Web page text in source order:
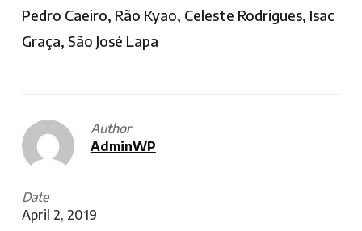
Pedro Caeiro, Rão Kyao, Celeste Rodrigues, Isac
Graça, São José Lapa
Author
AdminWP
Date
April 2, 2019